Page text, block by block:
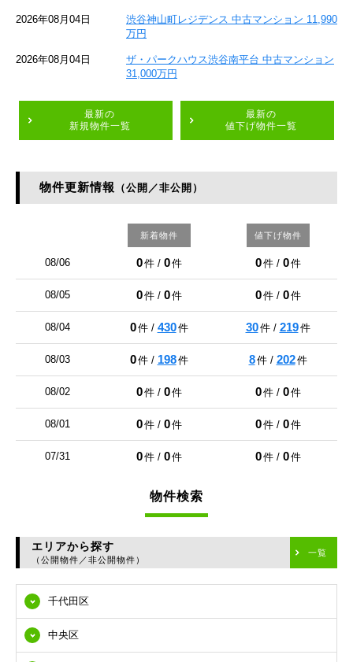
2026年08月04日
渋谷神山町レジデンス 中古マンション 11,990
万円
2026年08月04日
ザ・パークハウス渋谷南平台 中古マンション
31,000万円
最新の
新規物件一覧
最新の
値下げ物件一覧
物件更新情報 （公開／非公開）
新着物件 値下げ物件
08/06 0件 / 0件 0件 / 0件
08/05 0件 / 0件 0件 / 0件
08/04 0件 / 430件 30件 / 219件
08/03 0件 / 198件 8件 / 202件
08/02 0件 / 0件 0件 / 0件
08/01 0件 / 0件 0件 / 0件
07/31 0件 / 0件 0件 / 0件
物件検索
エリアから探す
（公開物件／非公開物件）
一覧
千代田区
中央区